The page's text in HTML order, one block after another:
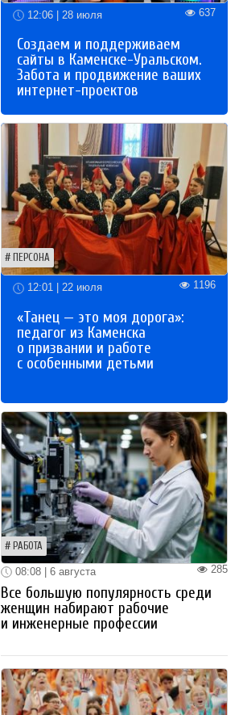
12:06 | 28 июля 637
Создаем и поддерживаем
сайты в Каменске-Уральском.
Забота и продвижение ваших
интернет-проектов
ПЕРСОНА
12:01 | 22 июля 1196
«Танец — это моя дорога»:
педагог из Каменска
о призвании и работе
с особенными детьми
РАБОТА
285
08:08 | 6 августа
Все большую популярность среди
женщин набирают рабочие
и инженерные профессии